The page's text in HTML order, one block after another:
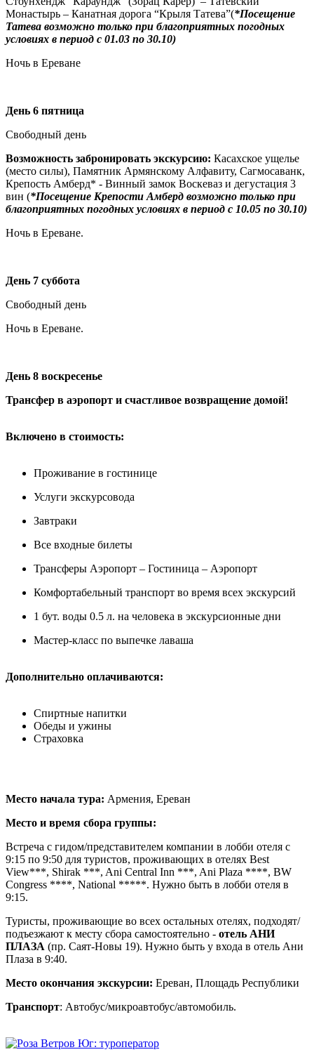
Монастырь – Канатная дорога “Крыля Татева”(*Посещение
Татева возможно только при благоприятных погодных
условиях в период с 01.03 по 30.10)
Ночь в Ереване
День 6 пятница
Свободный день
Возможность забронировать экскурсию: Касахское ущелье
(место силы), Памятник Армянскому Алфавиту, Сагмосаванк,
Крепость Амберд* - Винный замок Воскеваз и дегустация 3
вин (*Посещение Крепости Амберд возможно только при
благоприятных погодных условиях в период с 10.05 по 30.10)
Ночь в Ереване.
День 7 суббота
Свободный день
Ночь в Ереване.
День 8 воскресенье
Трансфер в аэропорт и счастливое возвращение домой!
Включено в стоимость:
Проживание в гостинице
Услуги экскурсовода
Завтраки
Все входные билеты
Трансферы Аэропорт – Гостиница – Аэропорт
Комфортабельный транспорт во время всех экскурсий
1 бут. воды 0.5 л. на человека в экскурсионные дни
Мастер-класс по выпечке лаваша
Дополнительно оплачиваются:
Спиртные напитки
Обеды и ужины
Страховка
Место начала тура: Армения, Ереван
Место и время сбора группы:
Встреча с гидом/представителем компании в лобби отеля с
9:15 по 9:50 для туристов, проживающих в отелях Best
View***, Shirak ***, Ani Central Inn ***, Ani Plaza ****, BW
Congress ****, National *****. Нужно быть в лобби отеля в
9:15.
Туристы, проживающие во всех остальных отелях, подходят/
подъезжают к месту сбора самостоятельно - отель АНИ
ПЛАЗА (пр. Саят-Новы 19). Нужно быть у входа в отель Ани
Плаза в 9:40.
Место окончания экскурсии: Ереван, Площадь Республики
Транспорт: Автобус/микроавтобус/автомобиль.